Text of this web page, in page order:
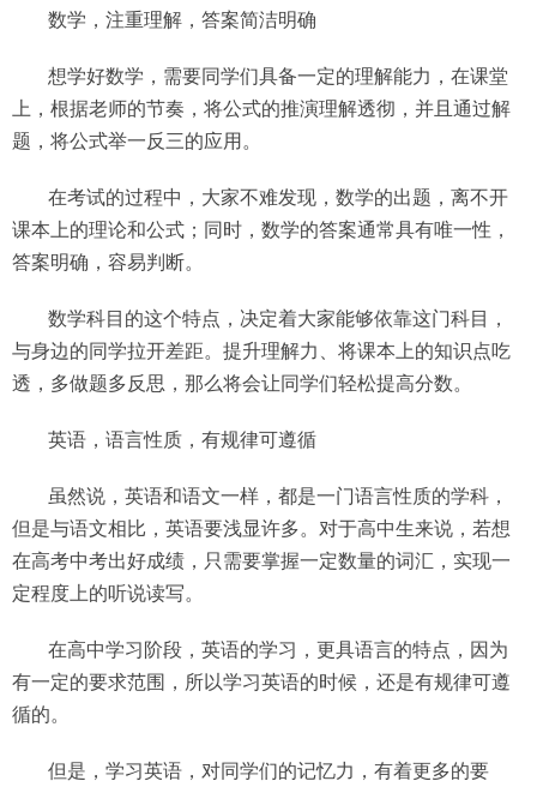
数学，注重理解，答案简洁明确
想学好数学，需要同学们具备一定的理解能力，在课堂
上，根据老师的节奏，将公式的推演理解透彻，并且通过解
题，将公式举一反三的应用。
在考试的过程中，大家不难发现，数学的出题，离不开
课本上的理论和公式；同时，数学的答案通常具有唯一性，
答案明确，容易判断。
数学科目的这个特点，决定着大家能够依靠这门科目，
与身边的同学拉开差距。提升理解力、将课本上的知识点吃
透，多做题多反思，那么将会让同学们轻松提高分数。
英语，语言性质，有规律可遵循
虽然说，英语和语文一样，都是一门语言性质的学科，
但是与语文相比，英语要浅显许多。对于高中生来说，若想
在高考中考出好成绩，只需要掌握一定数量的词汇，实现一
定程度上的听说读写。
在高中学习阶段，英语的学习，更具语言的特点，因为
有一定的要求范围，所以学习英语的时候，还是有规律可遵
循的。
但是，学习英语，对同学们的记忆力，有着更多的要